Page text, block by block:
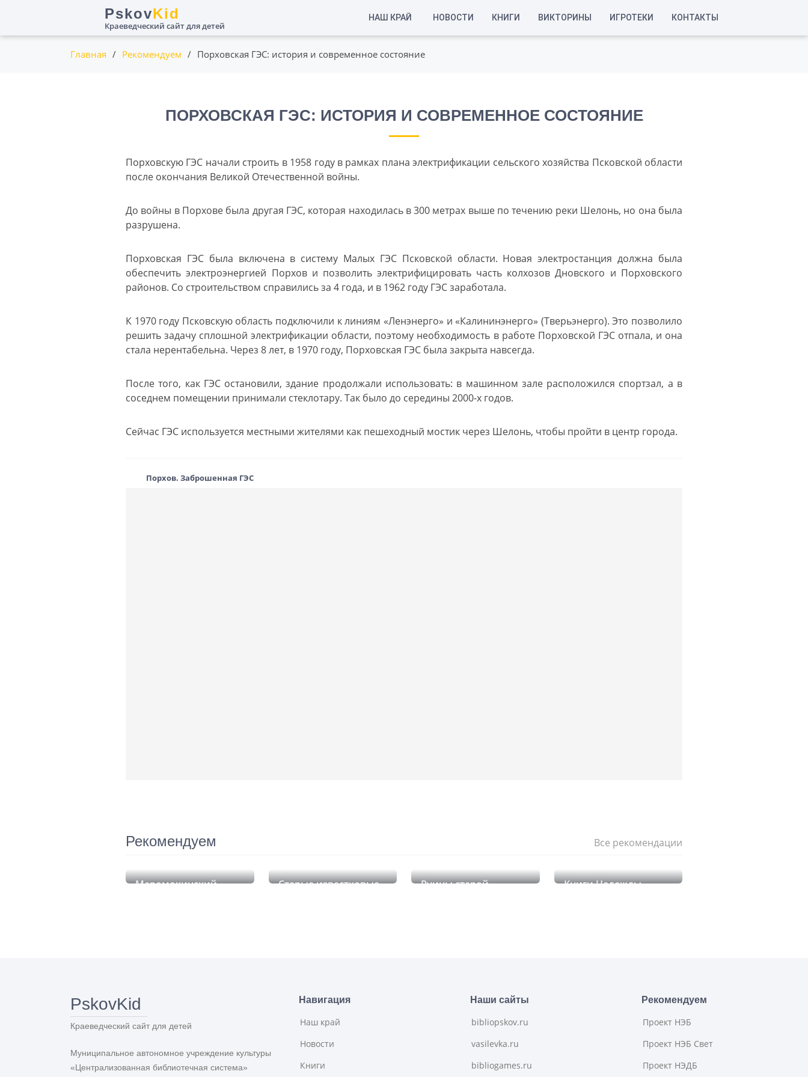
контента
PskovKid
Краеведческий сайт для детей
НАШ КРАЙ НОВОСТИ КНИГИ ВИКТОРИНЫ ИГРОТЕКИ КОНТАКТЫ
Главная / Рекомендуем / Порховская ГЭС: история и современное состояние
ПОРХОВСКАЯ ГЭС: ИСТОРИЯ И СОВРЕМЕННОЕ СОСТОЯНИЕ
Порховскую ГЭС начали строить в 1958 году в рамках плана электрификации сельского хозяйства Псковской области
после окончания Великой Отечественной войны.
До войны в Порхове была другая ГЭС, которая находилась в 300 метрах выше по течению реки Шелонь, но она была
разрушена.
Порховская ГЭС была включена в систему Малых ГЭС Псковской области. Новая электростанция должна была
обеспечить электроэнергией Порхов и позволить электрифицировать часть колхозов Дновского и Порховского
районов. Со строительством справились за 4 года, и в 1962 году ГЭС заработала.
К 1970 году Псковскую область подключили к линиям «Ленэнерго» и «Калининэнерго» (Тверьэнерго). Это позволило
решить задачу сплошной электрификации области, поэтому необходимость в работе Порховской ГЭС отпала, и она
стала нерентабельна. Через 8 лет, в 1970 году, Порховская ГЭС была закрыта навсегда.
После того, как ГЭС остановили, здание продолжали использовать: в машинном зале расположился спортзал, а в
соседнем помещении принимали стеклотару. Так было до середины 2000-х годов.
Сейчас ГЭС используется местными жителями как пешеходный мостик через Шелонь, чтобы пройти в центр города.
Порхов. Заброшенная ГЭС
Рекомендуем Все рекомендации
Маромохинский
Старые известковые
Руины старой
Книги Надежды
PskovKid
Краеведческий сайт для детей
Муниципальное автономное учреждение культуры
«Централизованная библиотечная система»
Навигация
Наш край
Новости
Книги
Наши сайты
bibliopskov.ru
vasilevka.ru
bibliogames.ru
Рекомендуем
Проект НЭБ
Проект НЭБ Свет
Проект НЭДБ